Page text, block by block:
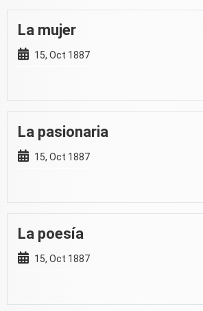
La mujer
15, Oct 1887
La pasionaria
15, Oct 1887
La poesía
15, Oct 1887